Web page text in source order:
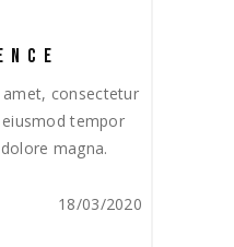
consectetur
tempor
magna.
18/03/2020